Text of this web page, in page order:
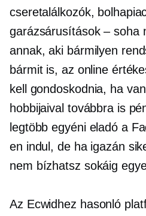
cseretalálkozók,
garázsárusítások – soha
annak, aki bármilyen
bármit is, az online
kell gondoskodnia, ha
hobbijaival továbbra is
legtöbb egyéni eladó a
en indul, de ha igazán
nem bízhatsz sokáig
Az Ecwidhez hasonló